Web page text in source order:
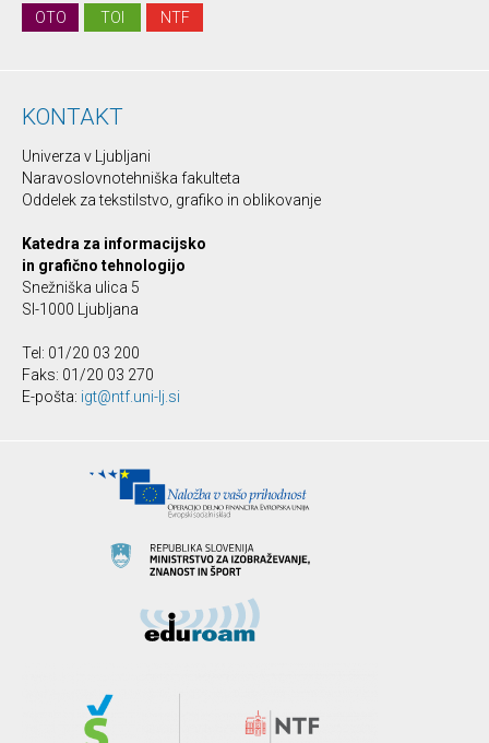
OTO
TOI NTF
KONTAKT
Univerza v Ljubljani
Naravoslovnotehniška fakulteta
Oddelek za tekstilstvo, grafiko in oblikovanje
Katedra za informacijsko
in grafično tehnologijo
Snežniška ulica 5
SI-1000 Ljubljana
Tel: 01/20 03 200
Faks: 01/20 03 270
E-pošta: igt@ntf.uni-lj.si